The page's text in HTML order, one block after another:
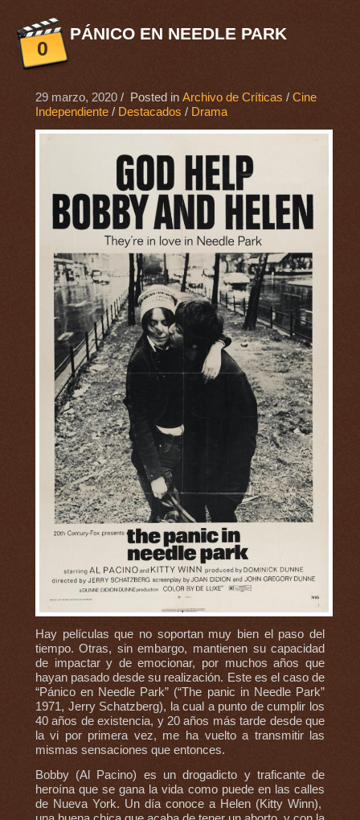
0
PÁNICO EN NEEDLE PARK
29 marzo, 2020/ Posted in Archivo de Críticas / Cine
Independiente/ Destacados / Drama
Hay películas que no soportan muy bien el paso del
tiempo. Otras, sin embargo, mantienen su capacidad
de impactar y de emocionar, por muchos años que
hayan pasado desde su realización. Este es el caso de
“Pánico en Needle Park” (“The panic in Needle Park”
1971, Jerry Schatzberg), la cual a punto de cumplir los
40 años de existencia, y 20 años más tarde desde que
la vi por primera vez, me ha vuelto a transmitir las
mismas sensaciones que entonces.
Bobby (Al Pacino) es un drogadicto y traficante de
heroína que se gana la vida como puede en las calles
de Nueva York. Un día conoce a Helen (Kitty Winn),